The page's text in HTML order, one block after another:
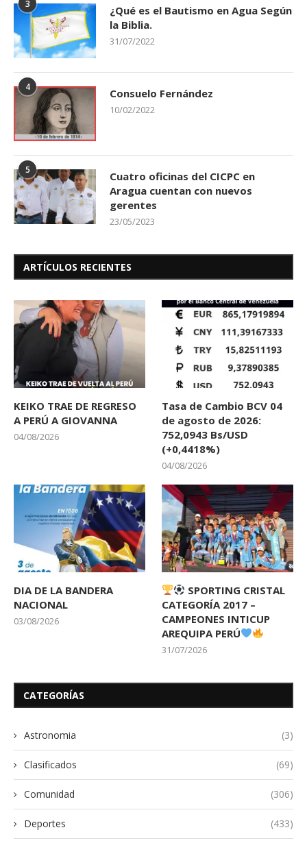
3
¿Qué es el Bautismo en Agua Según
la Biblia.
31/07/2022
4 Consuelo Fernández
10/02/2022
5
Cuatro oficinas del CICPC en
Aragua cuentan con nuevos
gerentes
23/05/2023
ARTÍCULOS RECIENTES
KEIKO TRAE DE REGRESO
A PERÚ A GIOVANNA
04/08/2026
Tasa de Cambio BCV 04
de agosto de 2026:
752,0943 Bs/USD
(+0,4418%)
04/08/2026
DIA DE LA BANDERA
NACIONAL
03/08/2026
SPORTING CRISTAL
CATEGORÍA 2017 –
CAMPEONES INTICUP
AREQUIPA PERÚ
31/07/2026
CATEGORÍAS
Astronomia (3)
Clasificados (69)
Comunidad (306)
Deportes (433)